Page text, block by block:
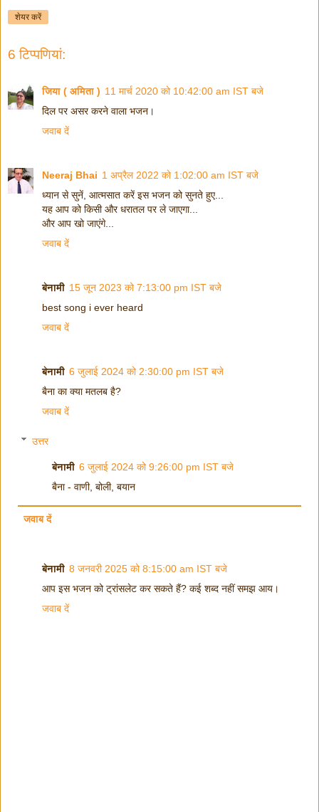
शेयर करें
6 टिप्‍पणियां:
जिया ( अमिता ) 11 मार्च 2020 को 10:42:00 am IST बजे
दिल पर असर करने वाला भजन।
जवाब दें
Neeraj Bhai 1 अप्रैल 2022 को 1:02:00 am IST बजे
ध्यान से सुनें, आत्मसात करें इस भजन को सुनते हुए...
यह आप को किसी और धरातल पर ले जाएगा...
और आप खो जाएंगे...
जवाब दें
बेनामी 15 जून 2023 को 7:13:00 pm IST बजे
best song i ever heard
जवाब दें
बेनामी 6 जुलाई 2024 को 2:30:00 pm IST बजे
बैना का क्या मतलब है?
जवाब दें
उत्तर
बेनामी 6 जुलाई 2024 को 9:26:00 pm IST बजे
बैना - वाणी, बोली, बयान
जवाब दें
बेनामी 8 जनवरी 2025 को 8:15:00 am IST बजे
आप इस भजन को ट्रांसलेट कर सकते हैं? कई शब्द नहीं समझ आय।
जवाब दें